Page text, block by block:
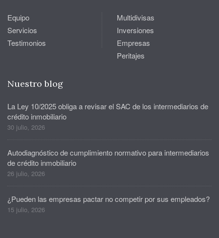
Equipo
Servicios
Testimonios
Multidivisas
Inversiones
Empresas
Peritajes
Nuestro blog
La Ley 10/2025 obliga a revisar el SAC de los intermediarios de
crédito inmobiliario
30 julio, 2026
Autodiagnóstico de cumplimiento normativo para intermediarios
de crédito inmobiliario
26 julio, 2026
¿Pueden las empresas pactar no competir por sus empleados?
15 julio, 2026